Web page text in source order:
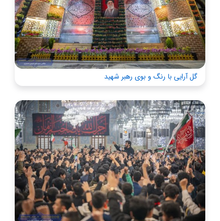
گل آرایی با رنگ و بوی رهبر شهید